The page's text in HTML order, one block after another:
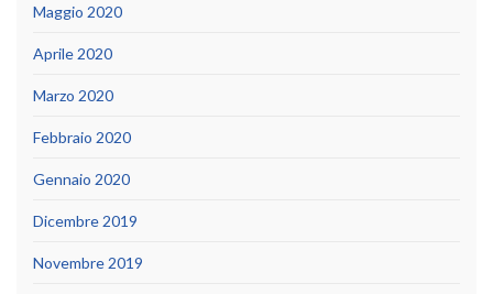
Maggio 2020
Aprile 2020
Marzo 2020
Febbraio 2020
Gennaio 2020
Dicembre 2019
Novembre 2019